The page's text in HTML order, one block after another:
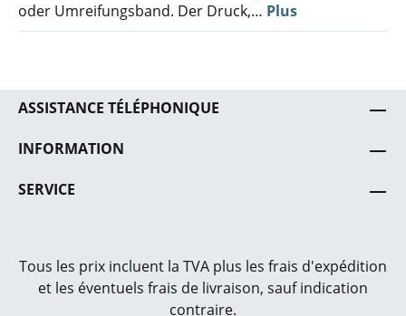
oder Umreifungsband. Der Druck,… Plus
ASSISTANCE TÉLÉPHONIQUE
INFORMATION
SERVICE
Tous les prix incluent la TVA plus les frais d'expédition
et les éventuels frais de livraison, sauf indication
contraire.